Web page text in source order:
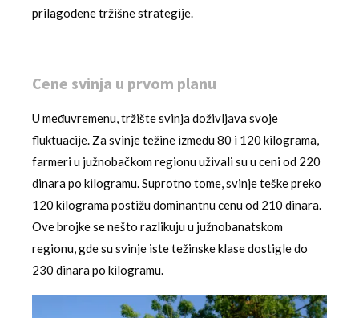
prilagođene tržišne strategije.
Cene svinja u prvom planu
U međuvremenu, tržište svinja doživljava svoje
fluktuacije. Za svinje težine između 80 i 120 kilograma,
farmeri u južnobačkom regionu uživali su u ceni od 220
dinara po kilogramu. Suprotno tome, svinje teške preko
120 kilograma postižu dominantnu cenu od 210 dinara.
Ove brojke se nešto razlikuju u južnobanatskom
regionu, gde su svinje iste težinske klase dostigle do
230 dinara po kilogramu.